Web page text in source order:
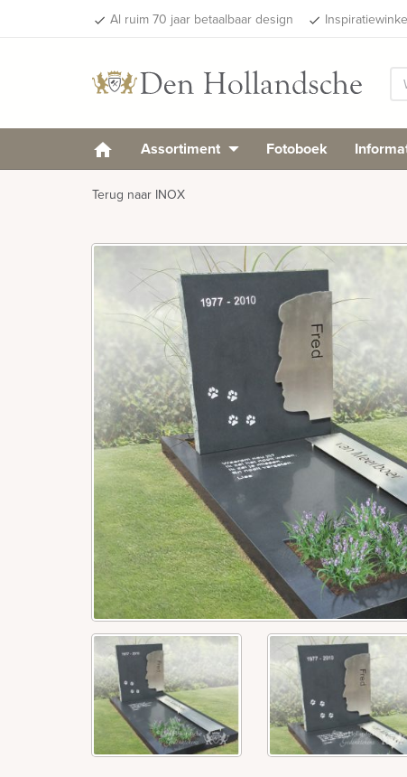
done Al ruim 70 jaar betaalbaar design done
Assortiment Fotoboek
Terug naar INOX